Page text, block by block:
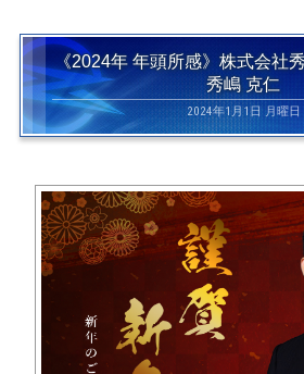
《2024年 年頭所感》株式会社
秀嶋 克仁
2024年1月1日 月曜日